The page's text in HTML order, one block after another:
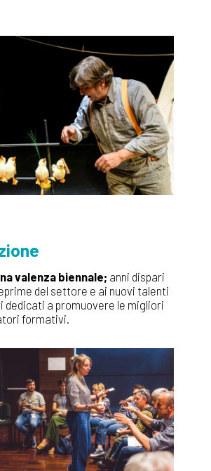
valenza biennale; anni dispari
del settore e ai nuovi talenti
dedicati a promuovere le migliori
formativi.